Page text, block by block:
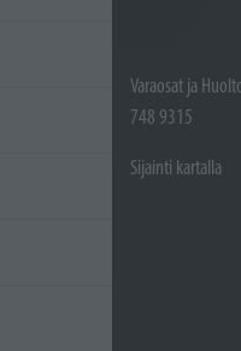
Varaosat ja
748 9315
Sijainti kartalla